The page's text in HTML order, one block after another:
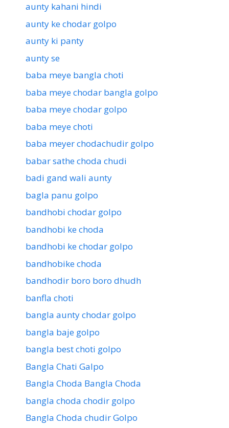
aunty kahani hindi
aunty ke chodar golpo
aunty ki panty
aunty se
baba meye bangla choti
baba meye chodar bangla golpo
baba meye chodar golpo
baba meye choti
baba meyer chodachudir golpo
babar sathe choda chudi
badi gand wali aunty
bagla panu golpo
bandhobi chodar golpo
bandhobi ke choda
bandhobi ke chodar golpo
bandhobike choda
bandhodir boro boro dhudh
banfla choti
bangla aunty chodar golpo
bangla baje golpo
bangla best choti golpo
Bangla Chati Galpo
Bangla Choda Bangla Choda
bangla choda chodir golpo
Bangla Choda chudir Golpo